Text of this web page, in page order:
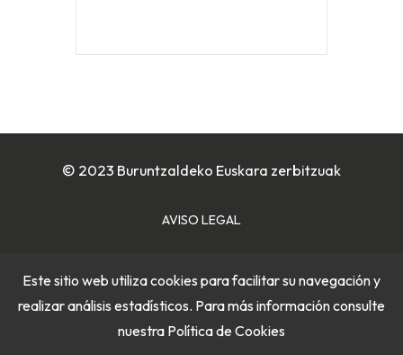
© 2023 Buruntzaldeko Euskara zerbitzuak
AVISO LEGAL
POLÍTICA DE PRIVACIDAD
Este sitio web utiliza cookies para facilitar su navegación y
realizar análisis estadísticos. Para más información consulte
nuestra Política de Cookies